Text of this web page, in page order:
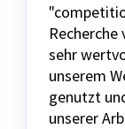
sehr
unserem
genutzt
unserer